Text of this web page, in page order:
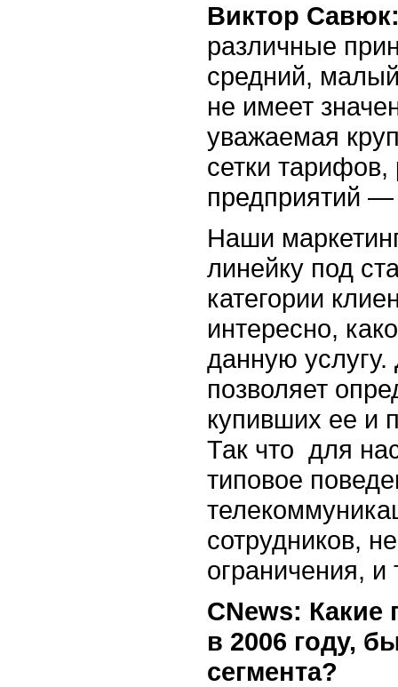
Виктор
различные
средний,
не имеет
уважаемая
сетки
предприятий
Наши
линейку под
категории
интересно,
данную
позволяет
купивших ее и
Так что для
типовое
сотрудников,
ограничения, и
CNews:
в 2006 году,
сегмента?